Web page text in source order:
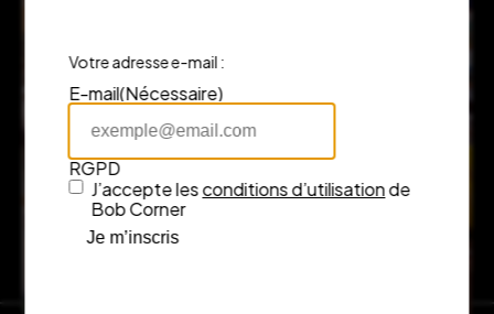
Votre adresse e-mail :
E-mail(Nécessaire)
RGPD
J’accepte lesconditions d’utilisationde
Bob Corner
Je m’inscris